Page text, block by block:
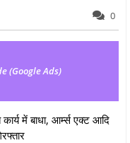
0
(Google Ads)
में बाधा, आर्म्स एक्ट आदि